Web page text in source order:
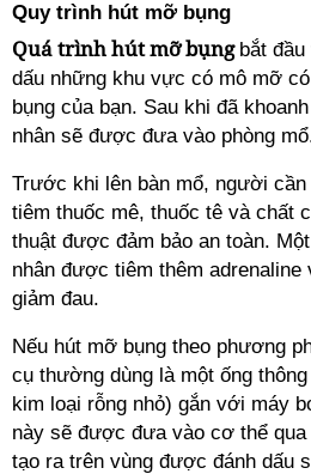
Quy trình hút mỡ bụng
Quá trình hút mỡ bụng bắt
dấu những khu vực có mô mỡ
bụng của bạn. Sau khi đã
nhân sẽ được đưa vào phòng
Trước khi lên bàn mổ, người
tiêm thuốc mê, thuốc tê và chất
thuật được đảm bảo an toàn.
nhân được tiêm thêm adrenaline
giảm đau.
Nếu hút mỡ bụng theo phương
cụ thường dùng là một ống
kim loại rỗng nhỏ) gắn với máy
này sẽ được đưa vào cơ thể
tạo ra trên vùng được đánh dấu